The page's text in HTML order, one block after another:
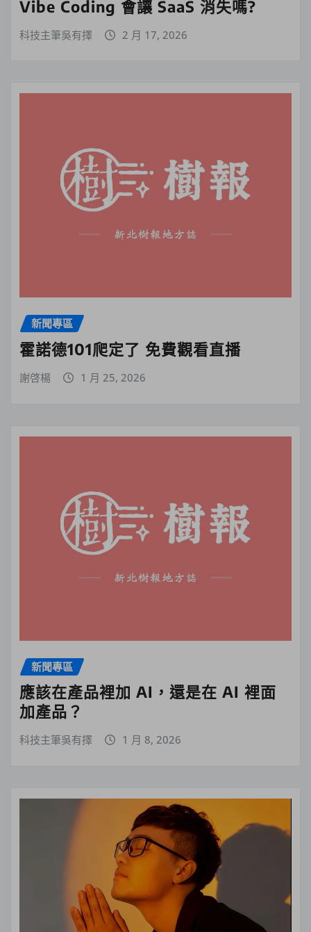
Vibe Coding 會讓 SaaS 消失嗎?
科技主筆吳有擇 2 月 17, 2026
新聞專區
霍諾德101爬定了 免費觀看直播
謝啓楊 1 月 25, 2026
新聞專區
應該在產品裡加 AI，還是在 AI 裡面
加產品？
科技主筆吳有擇 1 月 8, 2026